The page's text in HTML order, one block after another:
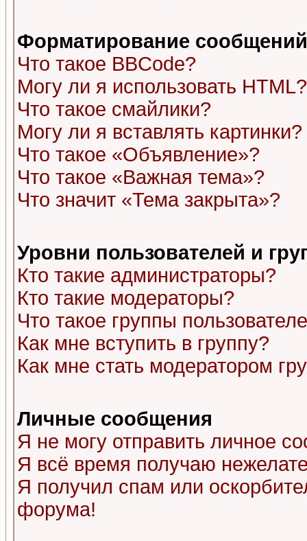
Форматирование
Что такое BBCode?
Могу ли я использовать HTML?
Что такое смайлики?
Могу ли я вставлять картинки?
Что такое «Объявление»?
Что такое «Важная тема»?
Что значит «Тема закрыта»?
Уровни пользователей и
Кто такие администраторы?
Кто такие модераторы?
Что такое группы
Как мне вступить в группу?
Как мне стать модератором
Личные сообщения
Я не могу отправить личное
Я всё время получаю
Я получил спам или
форума!